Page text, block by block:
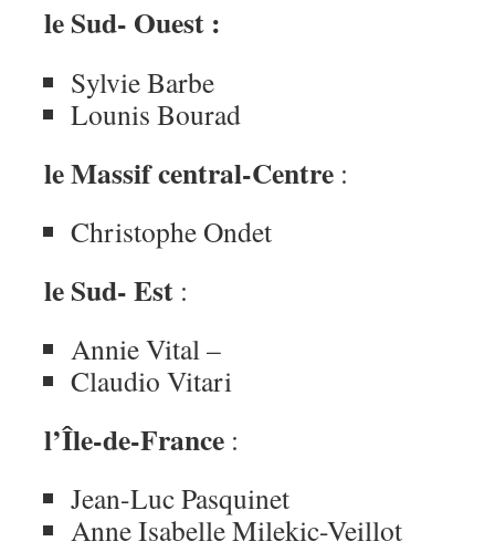
le Sud- Ouest :
Sylvie Barbe
Lounis Bourad
le Massif central-Centre :
Christophe Ondet
le Sud- Est :
Annie Vital –
Claudio Vitari
l’Île-de-France :
Jean-Luc Pasquinet
Anne Isabelle Milekic-Veillot